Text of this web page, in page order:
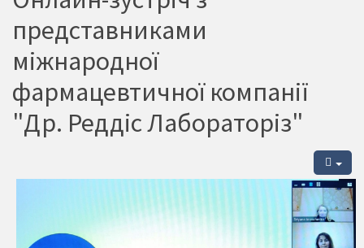
представниками
міжнародної
фармацевтичної компанії
"Др. Реддіс Лабораторіз"